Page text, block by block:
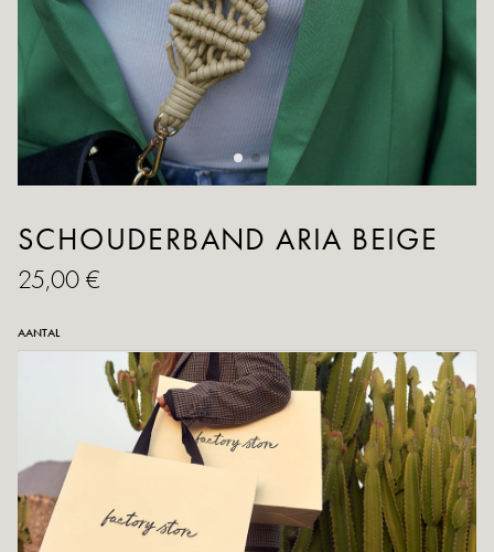
SCHOUDERBAND ARIA BEIGE
25,00 €
AANTAL
TOEVOEGEN AAN WINKELWAGEN
AAN WENSLIJST TOEVOEGEN